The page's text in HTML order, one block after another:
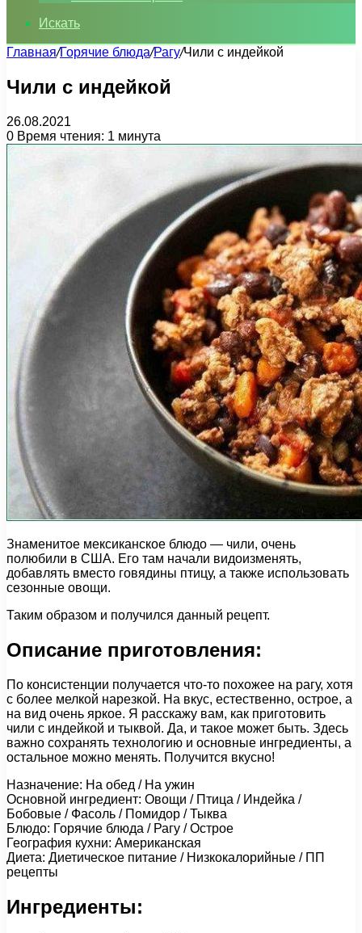
Искать
Главная/Горячие блюда/Рагу/Чили с индейкой
Чили с индейкой
26.08.2021
0 Время чтения: 1 минута
Знаменитое мексиканское блюдо — чили, очень
полюбили в США. Его там начали видоизменять,
добавлять вместо говядины птицу, а также использовать
сезонные овощи.
Таким образом и получился данный рецепт.
Описание приготовления:
По консистенции получается что-то похожее на рагу, хотя
с более мелкой нарезкой. На вкус, естественно, острое, а
на вид очень яркое. Я расскажу вам, как приготовить
чили с индейкой и тыквой. Да, и такое может быть. Здесь
важно сохранять технологию и основные ингредиенты, а
остальное можно менять. Получится вкусно!
Назначение: На обед / На ужин
Основной ингредиент: Овощи / Птица / Индейка /
Бобовые / Фасоль / Помидор / Тыква
Блюдо: Горячие блюда / Рагу / Острое
География кухни: Американская
Диета: Диетическое питание / Низкокалорийные / ПП
рецепты
Ингредиенты: